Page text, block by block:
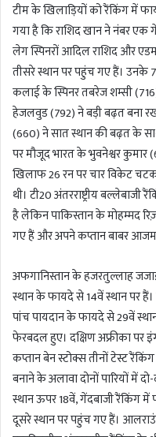
टीम के खिलाड़ियों को रैंकिंग में
गया है कि राशिद खान ने नंबर
लेग स्पिनरों आदिल राशिद और
तीसरे स्थान पर पहुंच गए हैं। उनके
कलाई के स्पिनर तबरेज शम्सी
हेजलवुड (792) ने बड़ी बढ़त बना
(660) ने सात स्थान की बढ़त के
पर मौजूद भारत के भुवनेश्वर कुमार
खिलाफ 26 रन पर चार विकेट
थी। टी20 अंतरराष्ट्रीय
है लेकिन पाकिस्तान के मोहम्मद
गए हैं और अपने कप्तान बाबर आजम
अफगानिस्तान के हजरतुल्लाह
स्थान के फायदे से 14वें स्थान पर
पांच पायदान के फायदे से 29वें
फेरबदल हुए। दक्षिण अफ्रीका
कप्तान बेन स्टोक्स तीनों टेस्ट
बनाने के अलावा दोनों पारियों में
स्थान ऊपर 18वें, गेंदबाजी रैंकिंग
दूसरे स्थान पर पहुंच गए हैं।